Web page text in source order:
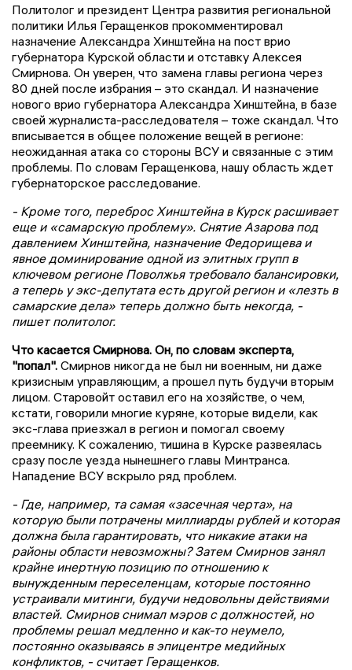
Политолог и президент Центра развития региональной
политики Илья Геращенков прокомментировал
назначение Александра Хинштейна на пост врио
губернатора Курской области и отставку Алексея
Смирнова. Он уверен, что замена главы региона через
80 дней после избрания – это скандал. И назначение
нового врио губернатора Александра Хинштейна, в базе
своей журналиста-расследователя – тоже скандал. Что
вписывается в общее положение вещей в регионе:
неожиданная атака со стороны ВСУ и связанные с этим
проблемы. По словам Геращенкова, нашу область ждет
губернаторское расследование.
- Кроме того, переброс Хинштейна в Курск расшивает
еще и «самарскую проблему». Снятие Азарова под
давлением Хинштейна, назначение Федорищева и
явное доминирование одной из элитных групп в
ключевом регионе Поволжья требовало балансировки,
а теперь у экс-депутата есть другой регион и «лезть в
самарские дела» теперь должно быть некогда, -
пишет политолог.
Что касается Смирнова. Он, по словам эксперта,
"попал". Смирнов никогда не был ни военным, ни даже
кризисным управляющим, а прошел путь будучи вторым
лицом. Старовойт оставил его на хозяйстве, о чем,
кстати, говорили многие куряне, которые видели, как
экс-глава приезжал в регион и помогал своему
преемнику. К сожалению, тишина в Курске развеялась
сразу после уезда нынешнего главы Минтранса.
Нападение ВСУ вскрыло ряд проблем.
- Где, например, та самая «засечная черта», на
которую были потрачены миллиарды рублей и которая
должна была гарантировать, что никакие атаки на
районы области невозможны? Затем Смирнов занял
крайне инертную позицию по отношению к
вынужденным переселенцам, которые постоянно
устраивали митинги, будучи недовольны действиями
властей. Смирнов снимал мэров с должностей, но
проблемы решал медленно и как-то неумело,
постоянно оказываясь в эпицентре медийных
конфликтов, - считает Геращенков.